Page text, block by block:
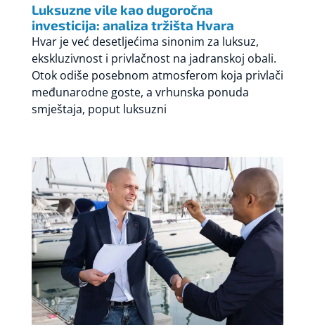
Luksuzne vile kao dugoročna
investicija: analiza tržišta Hvara
Hvar je već desetljećima sinonim za luksuz,
ekskluzivnost i privlačnost na jadranskoj obali.
Otok odiše posebnom atmosferom koja privlači
međunarodne goste, a vrhunska ponuda
smještaja, poput luksuzni